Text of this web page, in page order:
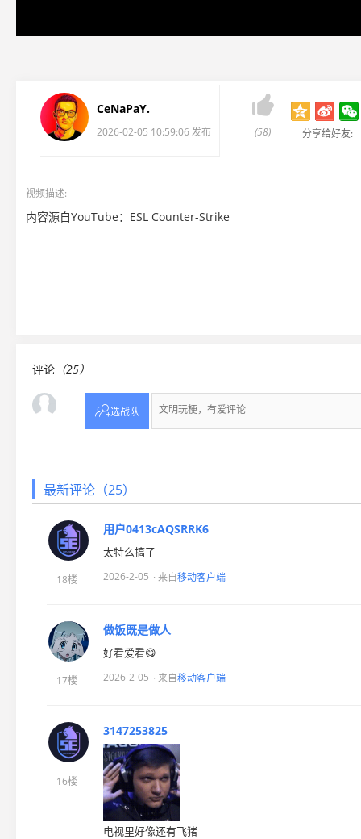
CeNaPaY.
2026-02-05 10:59:06 发布

(58) 分享给好友:
视频描述:
内容源自YouTube：ESL Counter-Strike
评论 （25）
选战队
最新评论（25）
18楼
用户0413cAQSRRK6
太特么搞了
2026-2-05 · 来自移动客户端
17楼
做饭既是做人
好看爱看😋
2026-2-05 · 来自移动客户端
16楼
3147253825
电视里好像还有飞猪